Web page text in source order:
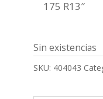
175 R13″
Sin existencias
SKU: 404043